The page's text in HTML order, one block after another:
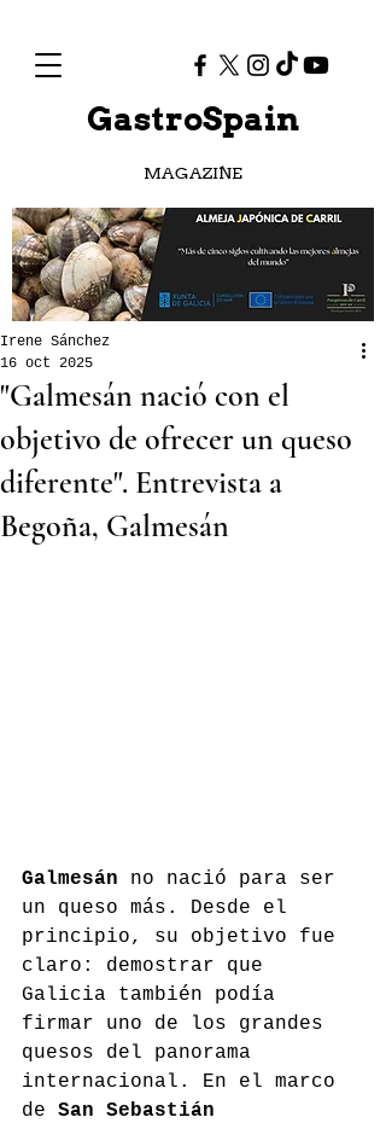
GastroSpain
MAGAZINE
"Galmesán nació con el
objetivo de ofrecer un queso
diferente". Entrevista a
Begoña, Galmesán
Irene Sánchez
16 oct 2025
Galmesán no nació para ser
un queso más. Desde el
principio, su objetivo fue
claro: demostrar que
Galicia también podía
firmar uno de los grandes
quesos del panorama
internacional. En el marco
de San Sebastián